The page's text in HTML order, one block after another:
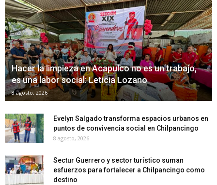
Hacer la limpieza en Acapulco no es un trabajo,
es una labor social: Leticia Lozano
8 agosto, 2026
Evelyn Salgado transforma espacios urbanos en
puntos de convivencia social en Chilpancingo
8 agosto, 2026
Sectur Guerrero y sector turístico suman
esfuerzos para fortalecer a Chilpancingo como
destino